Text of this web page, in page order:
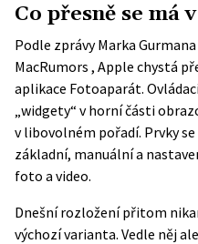
Co přesně se má
Podle zprávy Marka
MacRumors , Apple chystá
aplikace Fotoaparát.
„widgety“ v horní části
v libovolném pořadí. Prvky
základní, manuální a
foto a video.
Dnešní rozložení přitom
výchozí varianta. Vedle něj